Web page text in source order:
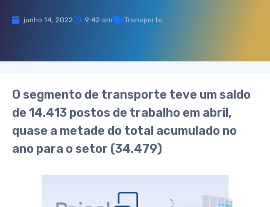
junho 14, 2022 9:42 am Transporte
O segmento de transporte teve um saldo
de 14.413 postos de trabalho em abril,
quase a metade do total acumulado no
ano para o setor (34.479)